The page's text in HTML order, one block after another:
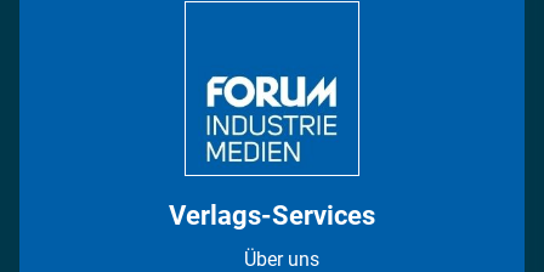
Verlags-Services
Über uns